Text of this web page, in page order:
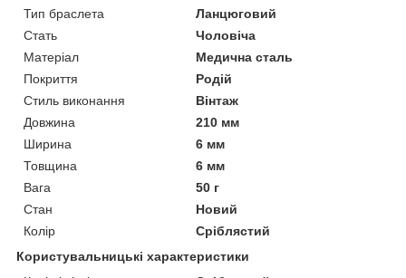
Тип браслета
Ланцюговий
Стать
Чоловіча
Матеріал
Медична сталь
Покриття
Родій
Стиль виконання
Вінтаж
Довжина
210 мм
Ширина
6 мм
Товщина
6 мм
Вага
50 г
Стан
Новий
Колір
Сріблястий
Користувальницькі характеристики